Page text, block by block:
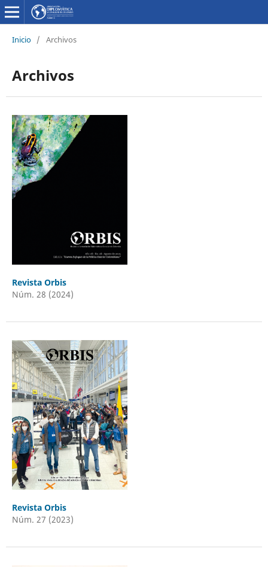
Inicio / Archivos
Archivos
Revista Orbis
Núm. 28 (2024)
Revista Orbis
Núm. 27 (2023)